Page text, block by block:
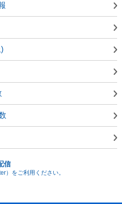
信
）をご利用ください。